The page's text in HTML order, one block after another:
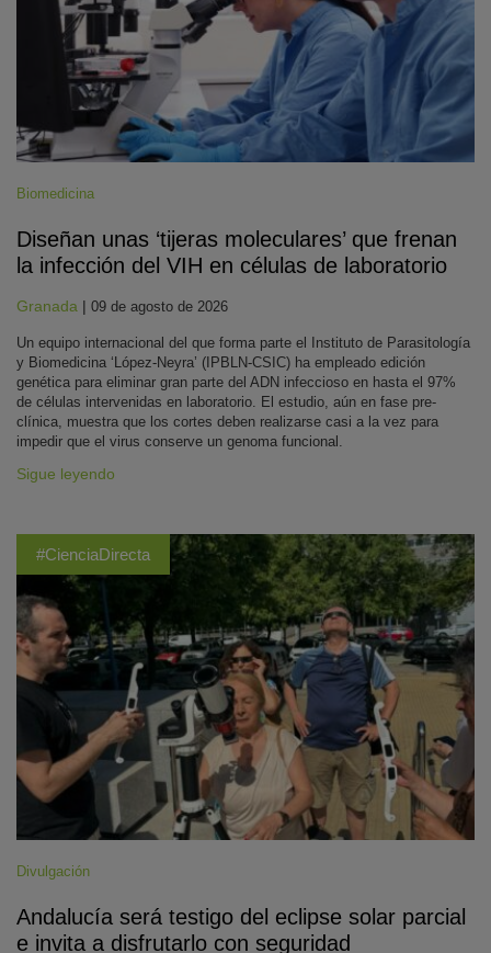
Biomedicina
Diseñan unas ‘tijeras moleculares’ que frenan
la infección del VIH en células de laboratorio
Granada | 09 de agosto de 2026
Un equipo internacional del que forma parte el Instituto de Parasitología
y Biomedicina ‘López-Neyra’ (IPBLN-CSIC) ha empleado edición
genética para eliminar gran parte del ADN infeccioso en hasta el 97%
de células intervenidas en laboratorio. El estudio, aún en fase pre-
clínica, muestra que los cortes deben realizarse casi a la vez para
impedir que el virus conserve un genoma funcional.
Sigue leyendo
#CienciaDirecta
Divulgación
Andalucía será testigo del eclipse solar parcial
e invita a disfrutarlo con seguridad